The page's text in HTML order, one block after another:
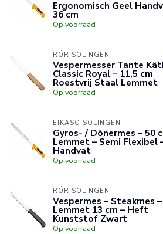
Ergonomisch Geel
36 cm
Op voorraad
RÖR SOLINGEN
Vespermesser Tante
Classic Royal – 11,5 cm
Roestvrij Staal Lemmet
Op voorraad
EIKASO SOLINGEN
Gyros- / Dönermes – 50
Lemmet – Semi Flexibel
Handvat
Op voorraad
RÖR SOLINGEN
Vespermes – Steakmes –
Lemmet 13 cm – Heft
Kunststof Zwart
Op voorraad